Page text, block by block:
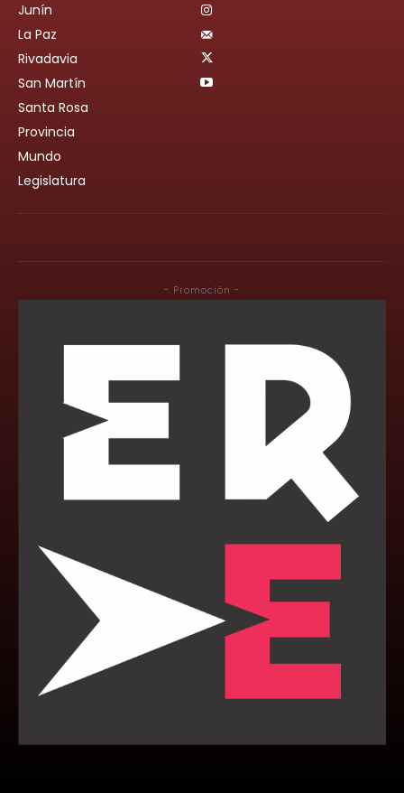
Junín
La Paz
Rivadavia
San Martín
Santa Rosa
Provincia
Mundo
Legislatura
- Promoción -